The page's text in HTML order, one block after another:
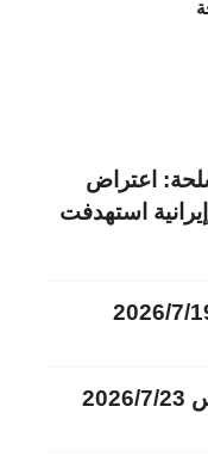
اعتراض
إيرانية استهدفت